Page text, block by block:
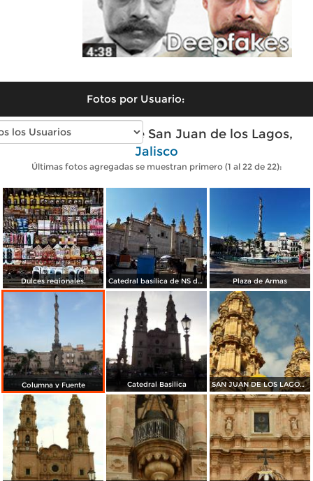
Fotos por Usuario:
Fotos modernas de San Juan de los Lagos,
Jalisco
Últimas fotos agregadas se muestran primero (1 al 22 de 22):
Dulces regionales. Catedral basílica de NS de San Juan de los Lagos Plaza de Armas
Columna y Fuente Catedral Basilica SAN JUAN DE LOS LAGOS 2015